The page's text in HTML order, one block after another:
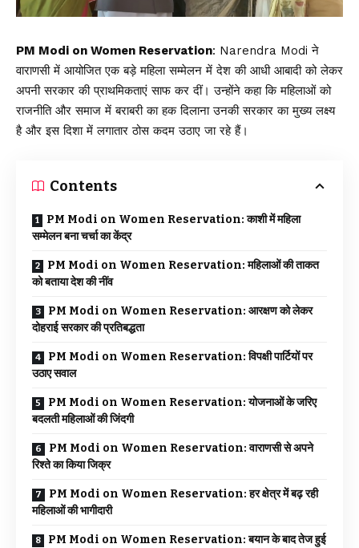
PM Modi on Women Reservation: Narendra Modi ने
वाराणसी में आयोजित एक बड़े महिला सम्मेलन में देश की आधी आबादी को लेकर
अपनी सरकार की प्राथमिकताएं साफ कर दीं। उन्होंने कहा कि महिलाओं को
राजनीति और समाज में बराबरी का हक दिलाना उनकी सरकार का मुख्य लक्ष्य
है और इस दिशा में लगातार ठोस कदम उठाए जा रहे हैं।
Contents
PM Modi on Women Reservation: काशी में महिला
सम्मेलन बना चर्चा का केंद्र
PM Modi on Women Reservation: महिलाओं की ताकत
को बताया देश की नींव
PM Modi on Women Reservation: आरक्षण को लेकर
दोहराई सरकार की प्रतिबद्धता
PM Modi on Women Reservation: विपक्षी पार्टियों पर
उठाए सवाल
PM Modi on Women Reservation: योजनाओं के जरिए
बदलती महिलाओं की जिंदगी
PM Modi on Women Reservation: वाराणसी से अपने
रिश्ते का किया जिक्र
PM Modi on Women Reservation: हर क्षेत्र में बढ़ रही
महिलाओं की भागीदारी
PM Modi on Women Reservation: बयान के बाद तेज हुई